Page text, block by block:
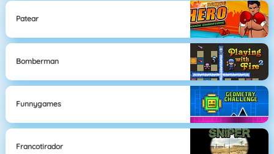
Patear
Bomberman
Funnygames
Francotirador